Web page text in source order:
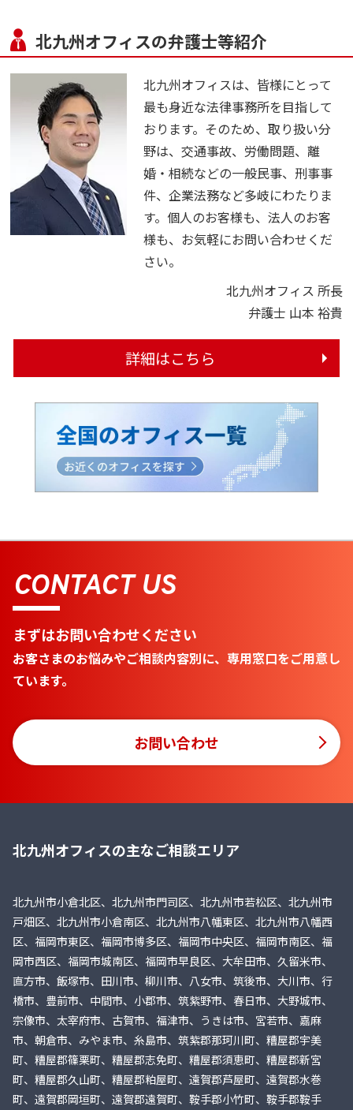
北九州オフィスの弁護士等紹介
北九州オフィスは、皆様にとって
最も身近な法律事務所を目指して
おります。そのため、取り扱い分
野は、交通事故、労働問題、離
婚・相続などの一般民事、刑事事
件、企業法務など多岐にわたりま
す。個人のお客様も、法人のお客
様も、お気軽にお問い合わせくだ
さい。
北九州オフィス 所長
弁護士 山本 裕貴
詳細はこちら
CONTACT US
まずはお問い合わせください
お客さまのお悩みやご相談内容別に、専用窓口をご用意し
ています。
お問い合わせ
北九州オフィスの主なご相談エリア
北九州市小倉北区、北九州市門司区、北九州市若松区、北九州市
戸畑区、北九州市小倉南区、北九州市八幡東区、北九州市八幡西
区、福岡市東区、福岡市博多区、福岡市中央区、福岡市南区、福
岡市西区、福岡市城南区、福岡市早良区、大牟田市、久留米市、
直方市、飯塚市、田川市、柳川市、八女市、筑後市、大川市、行
橋市、豊前市、中間市、小郡市、筑紫野市、春日市、大野城市、
宗像市、太宰府市、古賀市、福津市、うきは市、宮若市、嘉麻
市、朝倉市、みやま市、糸島市、筑紫郡那珂川町、糟屋郡宇美
町、糟屋郡篠栗町、糟屋郡志免町、糟屋郡須恵町、糟屋郡新宮
町、糟屋郡久山町、糟屋郡粕屋町、遠賀郡芦屋町、遠賀郡水巻
町、遠賀郡岡垣町、遠賀郡遠賀町、鞍手郡小竹町、鞍手郡鞍手